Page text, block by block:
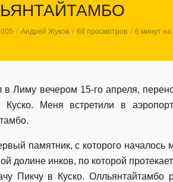
Андрей Жуков 68 просмотров 6 минут на
в Лиму вечером 15-го апреля,
Куско. Меня встретили в
памятник, с которого
долине инков, по которой
Пикчу в Куско. Олльянтайтамбо